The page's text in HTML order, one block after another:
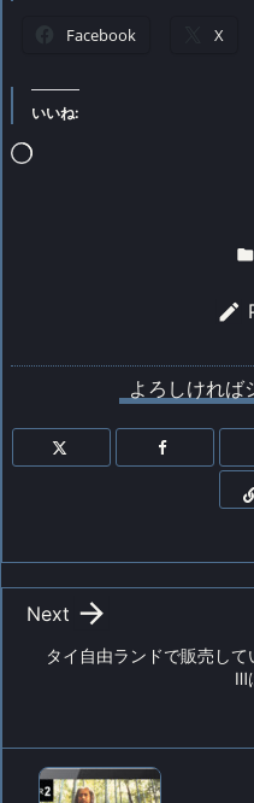
Facebook X
いいね:


よろしければ
タイ自由ランドで販売して
Ⅲ

Next